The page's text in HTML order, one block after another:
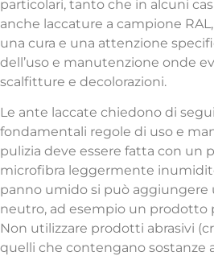
particolari, tanto che in alcuni
anche laccature a campione
una cura e una attenzione
dell’uso e manutenzione onde
scalfitture e decolorazioni.
Le ante laccate chiedono di
fondamentali regole di uso e
pulizia deve essere fatta con un
microfibra leggermente
panno umido si può
neutro, ad esempio un prodotto
Non utilizzare prodotti abrasivi
quelli che contengano sostanze